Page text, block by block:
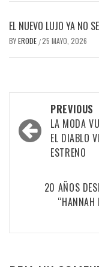
EL NUEVO LUJO YA NO
BYERODE /25 MAYO, 2026
PREVIOUS
LA MODA
EL DIABLO
ESTRENO
20 AÑOS
“HANNAH